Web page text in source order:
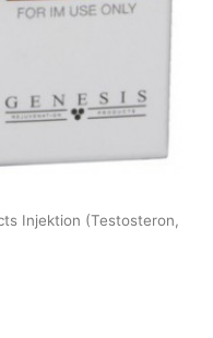
Injektion (Testosteron,